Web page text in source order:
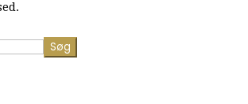
Søg